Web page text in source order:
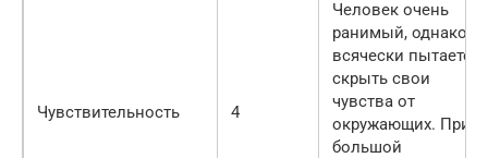
Чувствительность 4
Человек очень
ранимый, однако
всячески пытается
скрыть свои
чувства от
окружающих. При
большой